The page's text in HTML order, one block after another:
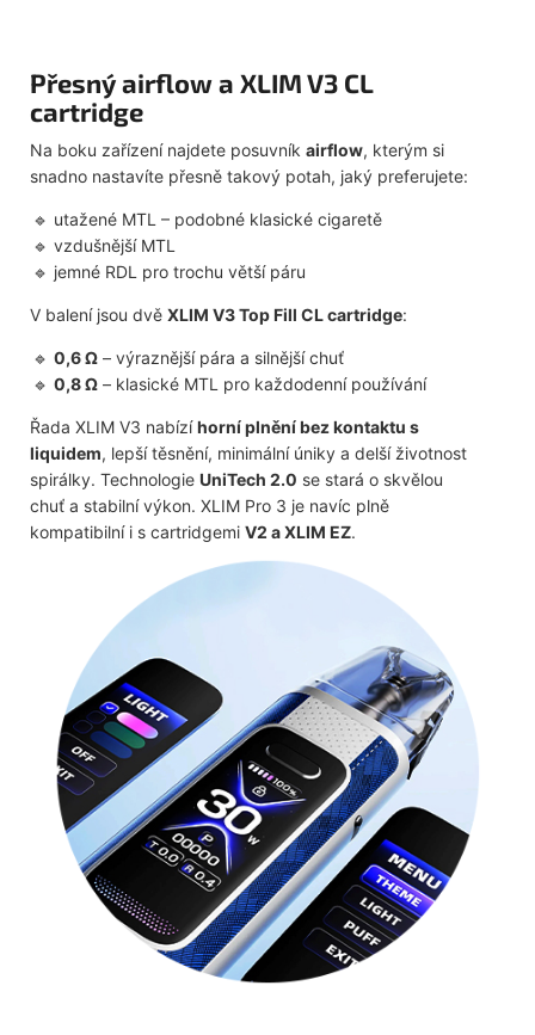
Přesný airflow a XLIM V3 CL
cartridge
Na boku zařízení najdete posuvník airflow, kterým si
snadno nastavíte přesně takový potah, jaký preferujete:
utažené MTL – podobné klasické cigaretě
vzdušnější MTL
jemné RDL pro trochu větší páru
V balení jsou dvě XLIM V3 Top Fill CL cartridge:
0,6 Ω – výraznější pára a silnější chuť
0,8 Ω – klasické MTL pro každodenní používání
Řada XLIM V3 nabízíhorní plnění bez kontaktu s
liquidem, lepší těsnění, minimální úniky a delší životnost
spirálky. Technologie UniTech 2.0 se stará o skvělou
chuť a stabilní výkon. XLIM Pro 3 je navíc plně
kompatibilní i s cartridgemi V2 a XLIM EZ.